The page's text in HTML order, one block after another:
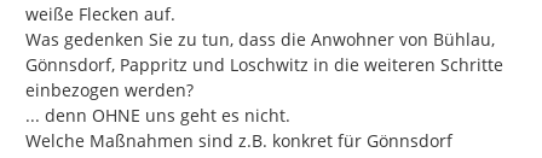
weiße Flecken auf.
Was gedenken Sie zu tun, dass die Anwohner von Bühlau,
Gönnsdorf, Pappritz und Loschwitz in die weiteren Schritte
einbezogen werden?
... denn OHNE uns geht es nicht.
Welche Maßnahmen sind z.B. konkret für Gönnsdorf